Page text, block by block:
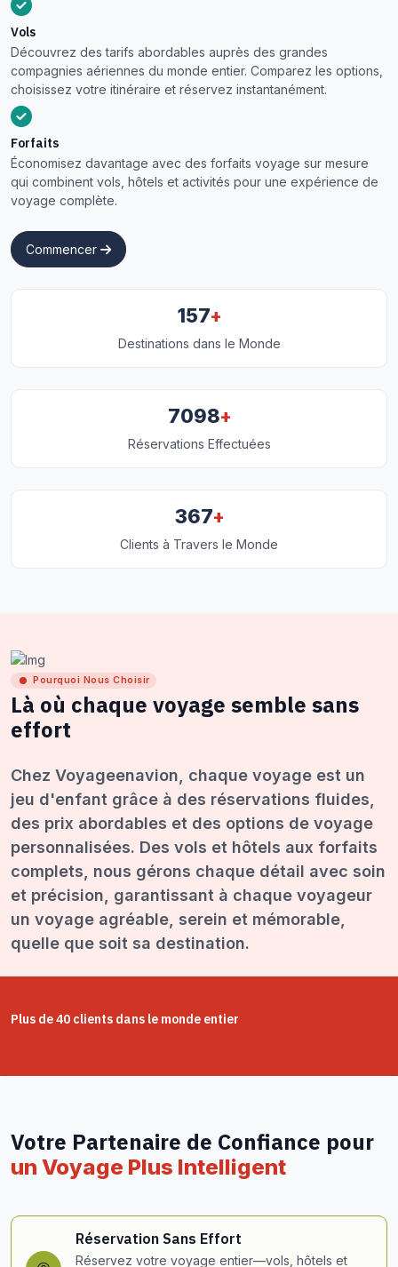
Vols
Découvrez des tarifs abordables auprès des grandes
compagnies aériennes du monde entier. Comparez les options,
choisissez votre itinéraire et réservez instantanément.
Forfaits
Économisez davantage avec des forfaits voyage sur mesure
qui combinent vols, hôtels et activités pour une expérience de
voyage complète.
Commencer
157+
Destinations dans le Monde
7098+
Réservations Effectuées
367+
Clients à Travers le Monde
Pourquoi Nous Choisir
Là où chaque voyage semble sans
effort
Chez Voyageenavion, chaque voyage est un
jeu d'enfant grâce à des réservations fluides,
des prix abordables et des options de voyage
personnalisées. Des vols et hôtels aux forfaits
complets, nous gérons chaque détail avec soin
et précision, garantissant à chaque voyageur
un voyage agréable, serein et mémorable,
quelle que soit sa destination.
Plus de 40 clients dans le monde entier
Votre Partenaire de Confiance pour
un Voyage Plus Intelligent
Réservation Sans Effort
Réservez votre voyage entier—vols, hôtels et